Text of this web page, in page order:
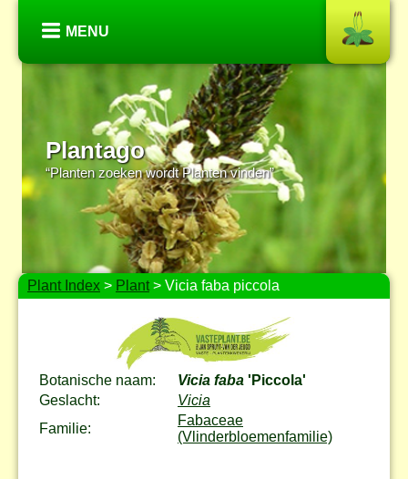
MENU
Plantago
“Planten zoeken wordt Planten vinden”
Plant Index > Plant> Vicia faba piccola
Botanische naam: Vicia faba 'Piccola'
Geslacht:
Vicia
Familie:
Fabaceae
(Vlinderbloemenfamilie)